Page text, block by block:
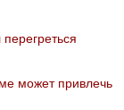
может привлечь